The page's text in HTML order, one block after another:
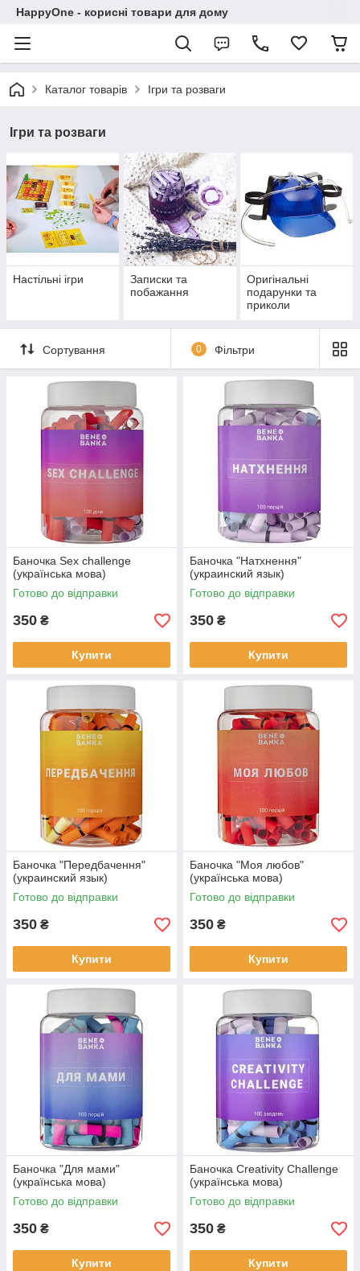
HappyOne - корисні товари для дому
Каталог товарів Ігри та розваги
Ігри та розваги
Настільні ігри
Записки та
побажання
Оригінальні
подарунки та
приколи
Сортування 0 Фільтри
Баночка Sex challenge
(українська мова)
Готово до відправки
350 ₴
Купити
Баночка "Натхнення"
(украинский язык)
Готово до відправки
350 ₴
Купити
Баночка "Передбачення"
(украинский язык)
Готово до відправки
350 ₴
Купити
Баночка "Моя любов"
(українська мова)
Готово до відправки
350 ₴
Купити
Баночка "Для мами"
(українська мова)
Готово до відправки
350 ₴
Купити
Баночка Creativity Challenge
(українська мова)
Готово до відправки
350 ₴
Купити